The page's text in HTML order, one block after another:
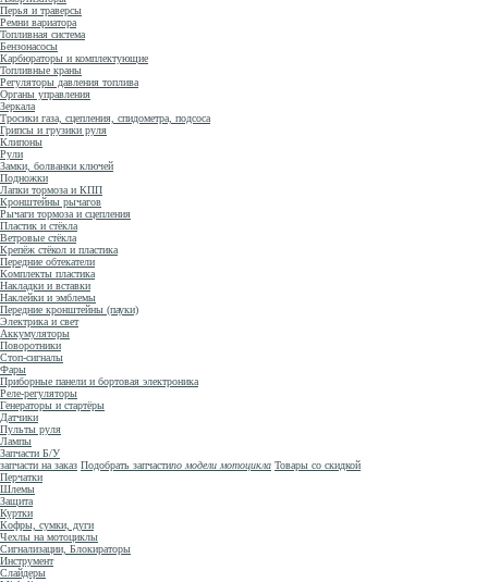
Перья и траверсы
Ремни вариатора
Топливная система
Бензонасосы
Карбюраторы и комплектующие
Топливные краны
Регуляторы давления топлива
Органы управления
Зеркала
Тросики газа, сцепления, спидометра, подсоса
Грипсы и грузики руля
Клипоны
Рули
Замки, болванки ключей
Подножки
Лапки тормоза и КПП
Кронштейны рычагов
Рычаги тормоза и сцепления
Пластик и стёкла
Ветровые стёкла
Крепёж стёкол и пластика
Передние обтекатели
Комплекты пластика
Накладки и вставки
Наклейки и эмблемы
Передние кронштейны (пауки)
Электрика и свет
Аккумуляторы
Поворотники
Стоп-сигналы
Фары
Приборные панели и бортовая электроника
Реле-регуляторы
Генераторы и стартёры
Датчики
Пульты руля
Лампы
Запчасти Б/У
запчасти на заказ Подобрать запчастипо модели мотоцикла Товары со скидкой
Перчатки
Шлемы
Защита
Куртки
Кофры, сумки, дуги
Чехлы на мотоциклы
Сигнализации, Блокираторы
Инструмент
Слайдеры